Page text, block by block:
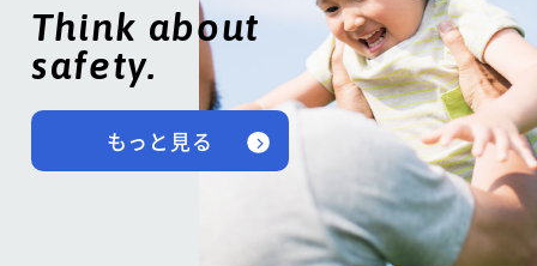
Think about
safety.
もっと見る